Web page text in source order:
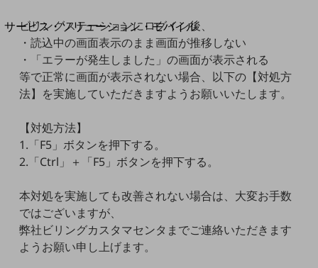
サービス・ソリューション・モバイル
サービス・ソリューションTOP
DXに関する課題を解決する
サービス・ソリューションをご紹介
カテゴリーで探す
ネットワーク・モバイル
クラウド・データセンター
電話・映像コミュニケーション
セキュリティ
ビリングステーションにログイン後、
・読込中の画面表示のまま画面が推移しない
・「エラーが発生しました」の画面が表示される
等で正常に画面が表示されない場合、以下の【対処方
法】を実施していただきますようお願いいたします。
【対処方法】
1.「F5」ボタンを押下する。
2.「Ctrl」＋「F5」ボタンを押下する。
本対処を実施しても改善されない場合は、大変お手数
ではございますが、
弊社ビリングカスタマセンタまでご連絡いただきます
ようお願い申し上げます。